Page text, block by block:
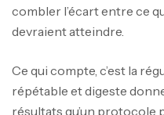
combler l’écart entre ce
devraient atteindre.
Ce qui compte, c’est la
répétable et digeste
résultats qu’un protocole